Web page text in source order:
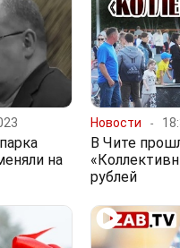
на
Новости
В Чите
рублей